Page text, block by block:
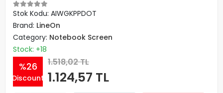
Stok Kodu: AIWGKPPDOT
Brand: LineOn
Category: Notebook Screen
Stock: +18
%26
Discount
1.518,02 TL
1.124,57 TL